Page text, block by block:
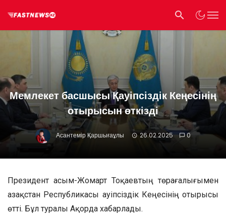
Мемлекет басшысы Қауіпсіздік Кеңесінің
отырысын өткізді
Асантемір Қаршығаұлы 26.02.2025 0
Президент Қасым-Жомарт Тоқаевтың төрағалығымен
Қазақстан Республикасы Қауіпсіздік Кеңесінің отырысы
өтті. Бұл туралы Ақорда хабарлады.